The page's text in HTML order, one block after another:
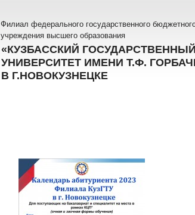
Филиал федерального государственного
учреждения высшего образования
«КУЗБАССКИЙ
УНИВЕРСИТЕТ ИМЕНИ Т.Ф.
В Г.НОВОКУЗНЕЦКЕ